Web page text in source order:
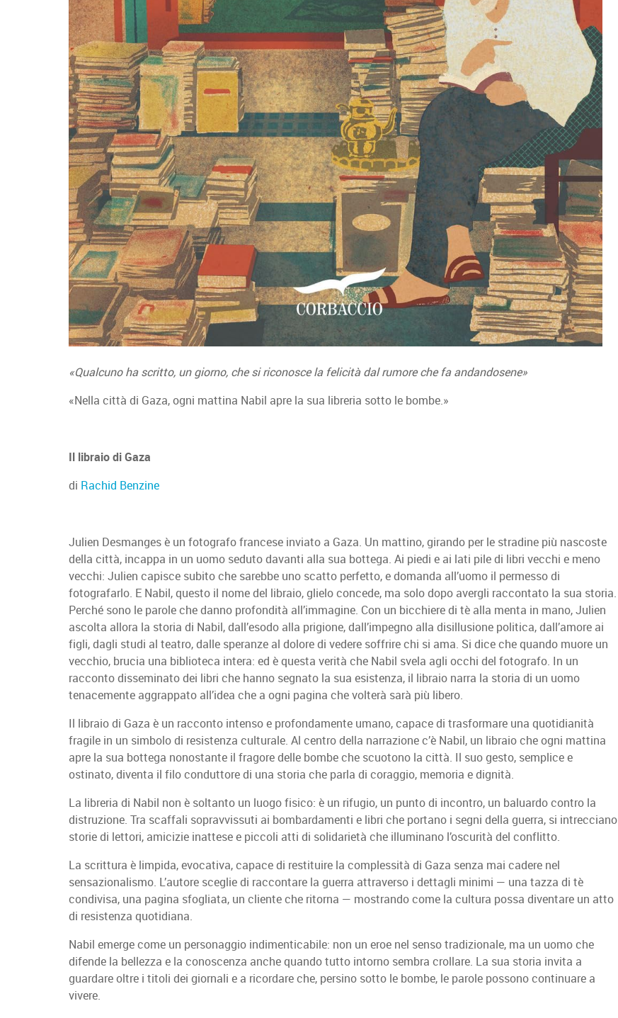
«Qualcuno ha scritto, un giorno, che si riconosce la felicità dal rumore che fa andandosene»
«Nella città di Gaza, ogni mattina Nabil apre la sua libreria sotto le bombe.»
Il libraio di Gaza
di Rachid Benzine
Julien Desmanges è un fotografo francese inviato a Gaza. Un mattino, girando per le stradine più nascoste
della città, incappa in un uomo seduto davanti alla sua bottega. Ai piedi e ai lati pile di libri vecchi e meno
vecchi: Julien capisce subito che sarebbe uno scatto perfetto, e domanda all’uomo il permesso di
fotografarlo. E Nabil, questo il nome del libraio, glielo concede, ma solo dopo avergli raccontato la sua storia.
Perché sono le parole che danno profondità all’immagine. Con un bicchiere di tè alla menta in mano, Julien
ascolta allora la storia di Nabil, dall’esodo alla prigione, dall’impegno alla disillusione politica, dall’amore ai
figli, dagli studi al teatro, dalle speranze al dolore di vedere soffrire chi si ama. Si dice che quando muore un
vecchio, brucia una biblioteca intera: ed è questa verità che Nabil svela agli occhi del fotografo. In un
racconto disseminato dei libri che hanno segnato la sua esistenza, il libraio narra la storia di un uomo
tenacemente aggrappato all’idea che a ogni pagina che volterà sarà più libero.
Il libraio di Gaza è un racconto intenso e profondamente umano, capace di trasformare una quotidianità
fragile in un simbolo di resistenza culturale. Al centro della narrazione c’è Nabil, un libraio che ogni mattina
apre la sua bottega nonostante il fragore delle bombe che scuotono la città. Il suo gesto, semplice e
ostinato, diventa il filo conduttore di una storia che parla di coraggio, memoria e dignità.
La libreria di Nabil non è soltanto un luogo fisico: è un rifugio, un punto di incontro, un baluardo contro la
distruzione. Tra scaffali sopravvissuti ai bombardamenti e libri che portano i segni della guerra, si intrecciano
storie di lettori, amicizie inattese e piccoli atti di solidarietà che illuminano l’oscurità del conflitto.
La scrittura è limpida, evocativa, capace di restituire la complessità di Gaza senza mai cadere nel
sensazionalismo. L’autore sceglie di raccontare la guerra attraverso i dettagli minimi — una tazza di tè
condivisa, una pagina sfogliata, un cliente che ritorna — mostrando come la cultura possa diventare un atto
di resistenza quotidiana.
Nabil emerge come un personaggio indimenticabile: non un eroe nel senso tradizionale, ma un uomo che
difende la bellezza e la conoscenza anche quando tutto intorno sembra crollare. La sua storia invita a
guardare oltre i titoli dei giornali e a ricordare che, persino sotto le bombe, le parole possono continuare a
vivere.